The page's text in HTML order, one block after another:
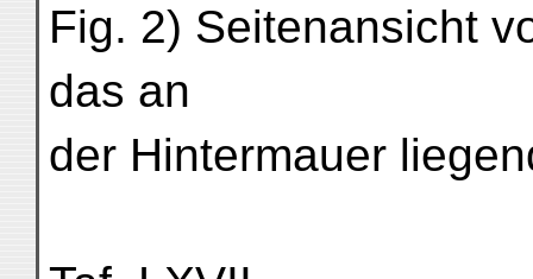
Fig. 2) Seitenansicht
das an
der Hintermauer